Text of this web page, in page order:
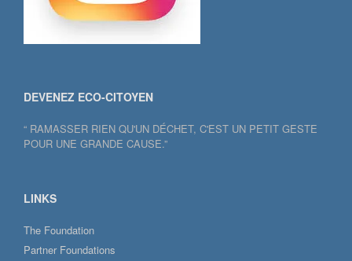
DEVENEZ ECO-CITOYEN
“ RAMASSER RIEN QU'UN DÉCHET, C'EST UN PETIT GESTE
POUR UNE GRANDE CAUSE.”
LINKS
The Foundation
Partner Foundations